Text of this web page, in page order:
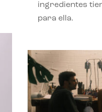
ingredientes
para ella.